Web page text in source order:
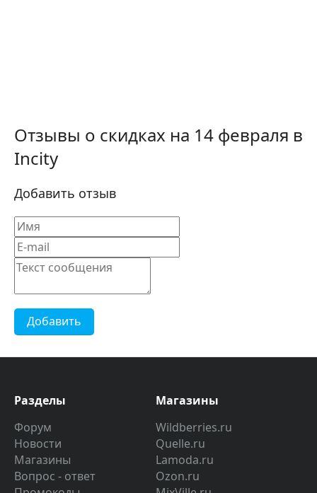
Отзывы о скидках на 14 февраля в
Incity
Добавить отзыв
Добавить
Разделы
Форум
Новости
Магазины
Вопрос - ответ
Магазины
Wildberries.ru
Quelle.ru
Lamoda.ru
Ozon.ru